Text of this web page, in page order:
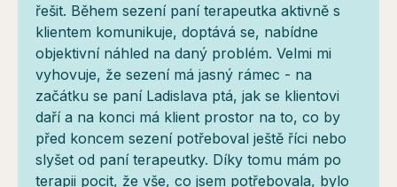
řešit. Během sezení paní terapeutka aktivně s
klientem komunikuje, doptává se, nabídne
objektivní náhled na daný problém. Velmi mi
vyhovuje, že sezení má jasný rámec - na
začátku se paní Ladislava ptá, jak se klientovi
daří a na konci má klient prostor na to, co by
před koncem sezení potřeboval ještě říci nebo
slyšet od paní terapeutky. Díky tomu mám po
terapii pocit, že vše, co jsem potřebovala, bylo